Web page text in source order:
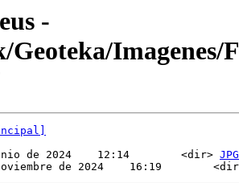
-
Geoteka/Imagenes/
de 2024    12:14        <dir> JPG
de 2024    16:19